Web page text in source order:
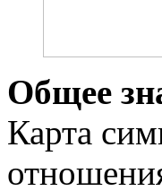
Общее
Карта